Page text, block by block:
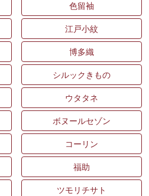
色留袖
江戸小紋
博多織
シルックきもの
ウタタネ
ボヌールセゾン
コーリン
福助
ツモリチサト